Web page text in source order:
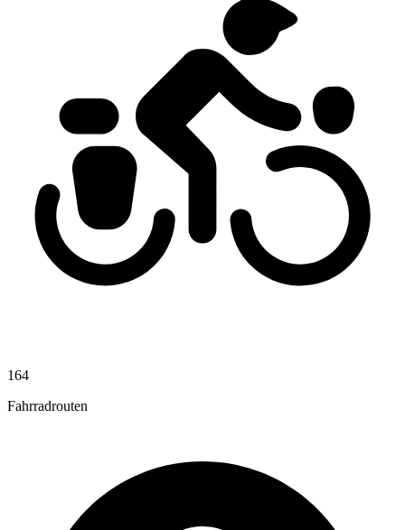
164
Fahrradrouten